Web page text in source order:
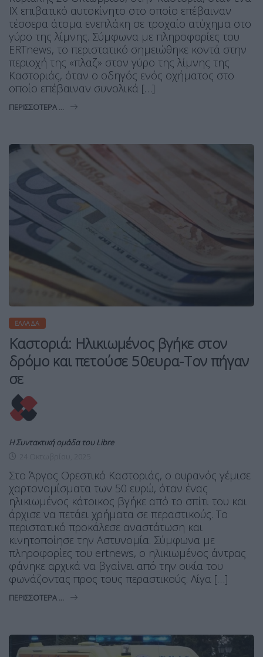
ΙΧ επιβατικό αυτοκίνητο στο οποίο επέβαιναν
τέσσερα άτομα ενεπλάκη σε τροχαίο ατύχημα στο
γύρο της λίμνης. Σύμφωνα με πληροφορίες του
ERTnews, το περιστατικό σημειώθηκε κοντά στην
περιοχή της «πλαζ» στον γύρο της λίμνης της
Καστοριάς, όταν ο οδηγός ενός οχήματος στο
οποίο επέβαιναν συνολικά […]
ΠΕΡΙΣΣΌΤΕΡΑ ...
ΕΛΛΆΔΑ
Καστοριά: Ηλικιωμένος βγήκε στον
δρόμο και πετούσε 50ευρα-Τον πήγαν
σε
Η Συντακτική ομάδα του Libre
24 Οκτωβρίου, 2025
Στο Άργος Ορεστικό Καστοριάς, ο ουρανός γέμισε
χαρτονομίσματα των 50 ευρώ, όταν ένας
ηλικιωμένος κάτοικος βγήκε από το σπίτι του και
άρχισε να πετάει χρήματα σε περαστικούς. Το
περιστατικό προκάλεσε αναστάτωση και
κινητοποίησε την Αστυνομία. Σύμφωνα με
πληροφορίες του ertnews, ο ηλικιωμένος άντρας
φάνηκε αρχικά να βγαίνει από την οικία του
φωνάζοντας προς τους περαστικούς. Λίγα […]
ΠΕΡΙΣΣΌΤΕΡΑ ...